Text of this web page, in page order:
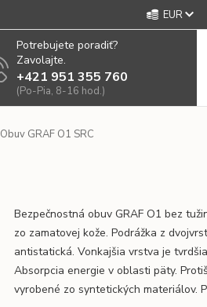
EUR
Potrebujete poradiť?
Zavolajte.
+421 951 355 760
(Po-Pia, 8-16 hod.)
Obuv GRAF O1 SRC
Bezpečnostná obuv GRAF O1 bez
zo zamatovej kože. Podrážka z
antistatická. Vonkajšia vrstva je
Absorpcia energie v oblasti päty.
vyrobené zo syntetických materiálov.